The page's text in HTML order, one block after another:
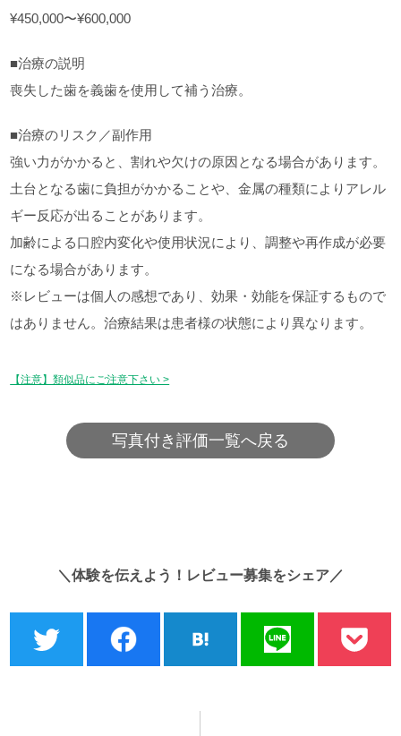
¥450,000〜¥600,000
■治療の説明
喪失した歯を義歯を使用して補う治療。
■治療のリスク／副作用
強い力がかかると、割れや欠けの原因となる場合があります。
土台となる歯に負担がかかることや、金属の種類によりアレル
ギー反応が出ることがあります。
加齢による口腔内変化や使用状況により、調整や再作成が必要
になる場合があります。
※レビューは個人の感想であり、効果・効能を保証するもので
はありません。治療結果は患者様の状態により異なります。
【注意】類似品にご注意下さい >
写真付き評価一覧へ戻る
＼体験を伝えよう！レビュー募集をシェア／